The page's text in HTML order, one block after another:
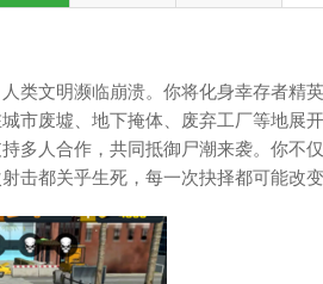
类文明濒临崩溃。你将化身幸存者精
市废墟、地下掩体、废弃工厂等地展
多人合作，共同抵御尸潮来袭。你不
击都关乎生死，每一次抉择都可能改变